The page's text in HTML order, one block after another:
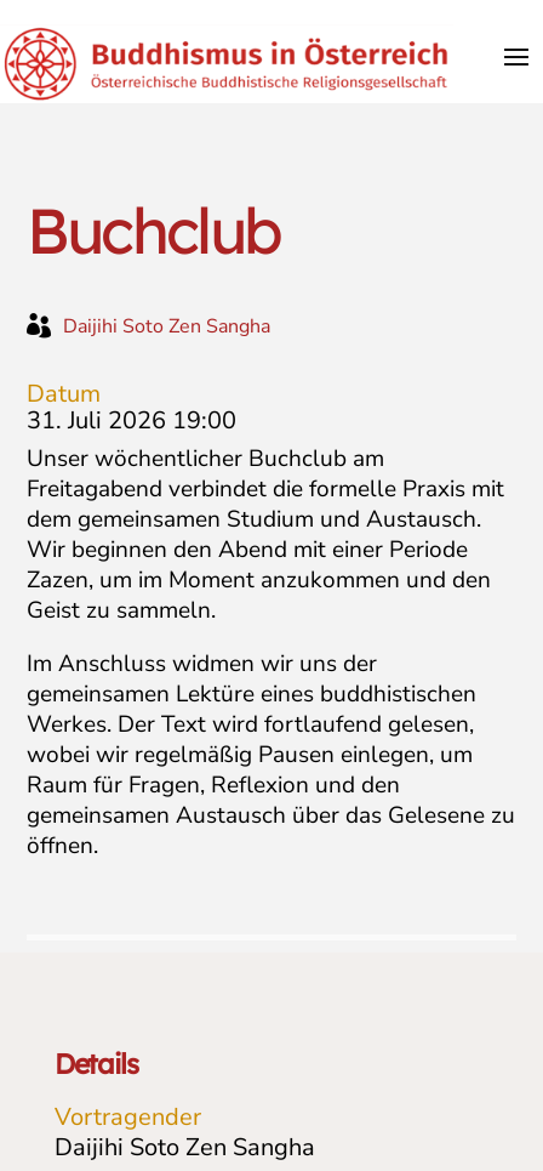
Buchclub
 Daijihi Soto Zen Sangha
Datum
31. Juli 2026 19:00
Unser wöchentlicher Buchclub am
Freitagabend verbindet die formelle Praxis mit
dem gemeinsamen Studium und Austausch.
Wir beginnen den Abend mit einer Periode
Zazen, um im Moment anzukommen und den
Geist zu sammeln.
Im Anschluss widmen wir uns der
gemeinsamen Lektüre eines buddhistischen
Werkes. Der Text wird fortlaufend gelesen,
wobei wir regelmäßig Pausen einlegen, um
Raum für Fragen, Reflexion und den
gemeinsamen Austausch über das Gelesene zu
öffnen.
Details
Vortragender
Daijihi Soto Zen Sangha